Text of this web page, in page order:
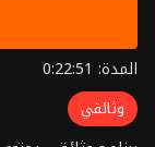
المدة: 0:22:51
وثائقي